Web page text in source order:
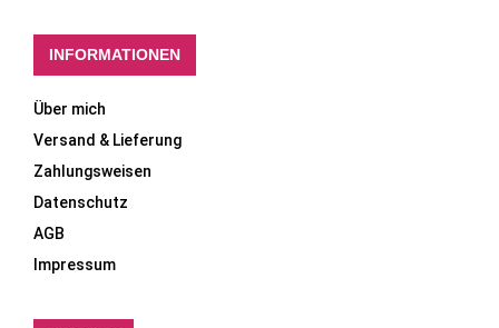
INFORMATIONEN
Über mich
Versand & Lieferung
Zahlungsweisen
Datenschutz
AGB
Impressum